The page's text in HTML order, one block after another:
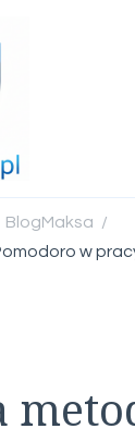
BlogMaksa /
w